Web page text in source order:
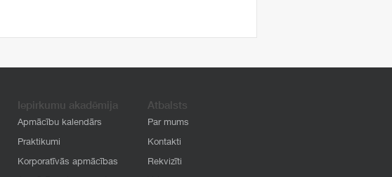
Iepirkumu akadēmija
Apmācību kalendārs
Praktikumi
Korporatīvās apmācības
Atbalsts
Par mums
Kontakti
Rekvizīti